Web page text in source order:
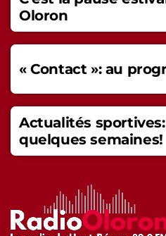
Oloron
« Contact »: au
Actualités
quelques semaines!